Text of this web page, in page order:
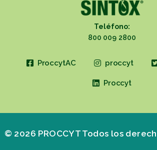
Teléfono:
800 009 2800
ProccytAC proccyt
Proccyt
© 2026 PROCCYT Todos los